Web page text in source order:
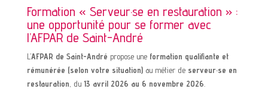
Formation « Serveur·se en restauration » :
une opportunité pour se former avec
l’AFPAR de Saint-André
L’AFPAR de Saint-André propose une formation qualifiante et
rémunérée (selon votre situation)au métier de serveur·se en
restauration , du 13 avril 2026 au 6 novembre 2026